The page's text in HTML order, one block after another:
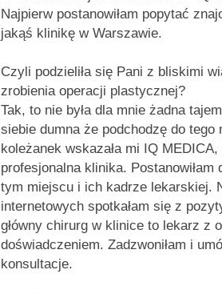
Najpierw postanowiłam popytać
jakąś klinikę w Warszawie.
Czyli podzieliła się Pani z bliskimi
zrobienia operacji plastycznej?
Tak, to nie była dla mnie żadna
siebie dumna że podchodzę do tego
koleżanek wskazała mi IQ MEDICA,
profesjonalna klinika.
tym miejscu i ich kadrze lekarskiej.
internetowych spotkałam się z
główny chirurg w klinice to lekarz z
doświadczeniem. Zadzwoniłam i
konsultacje.